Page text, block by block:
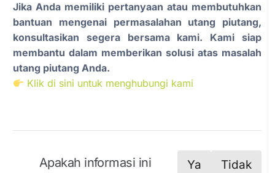
Jika Anda memiliki pertanyaan atau membutuhkan
bantuan mengenai permasalahan utang piutang,
konsultasikan segera bersama kami. Kami siap
membantu dalam memberikan solusi atas masalah
utang piutang Anda.
Klik di sini untuk menghubungi kami
Apakah informasi ini
Ya Tidak